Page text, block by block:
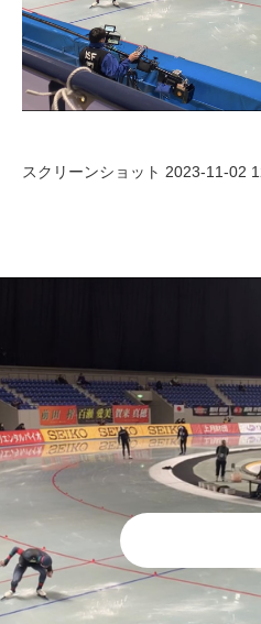
スクリーンショット 2023-11-02